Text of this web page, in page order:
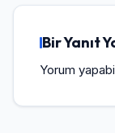
Bir Yanıt
Yorum